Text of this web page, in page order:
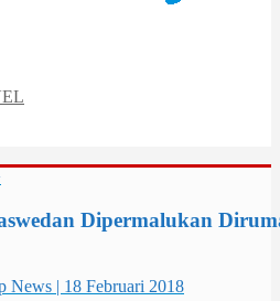
Dipermalukan
News | 18 Februari 2018